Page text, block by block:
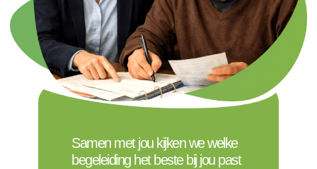
Samen met jou kijken we welke
begeleiding het beste bij jou past